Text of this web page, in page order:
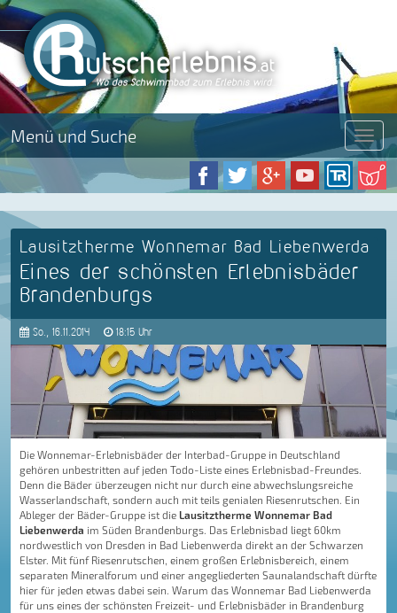
Menü und Suche Menü
Lausitztherme Wonnemar Bad Liebenwerda
Eines der schönsten Erlebnisbäder
Brandenburgs
So., 16.11.2014 18:15 Uhr
Die Wonnemar-Erlebnisbäder der Interbad-Gruppe in Deutschland
gehören unbestritten auf jeden Todo-Liste eines Erlebnisbad-Freundes.
Denn die Bäder überzeugen nicht nur durch eine abwechslungsreiche
Wasserlandschaft, sondern auch mit teils genialen Riesenrutschen. Ein
Ableger der Bäder-Gruppe ist die Lausitztherme Wonnemar Bad
Liebenwerda im Süden Brandenburgs. Das Erlebnisbad liegt 60km
nordwestlich von Dresden in Bad Liebenwerda direkt an der Schwarzen
Elster. Mit fünf Riesenrutschen, einem großen Erlebnisbereich, einem
separaten Mineralforum und einer angegliederten Saunalandschaft dürfte
hier für jeden etwas dabei sein. Warum das Wonnemar Bad Liebenwerda
für uns eines der schönsten Freizeit- und Erlebnisbäder in Brandenburg